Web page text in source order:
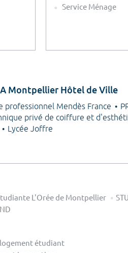
Service Ménage
Montpellier Hôtel de Ville
professionnel Mendès France
privé de coiffure et
Lycée Joffre
L'Orée de Montpellier
étudiant